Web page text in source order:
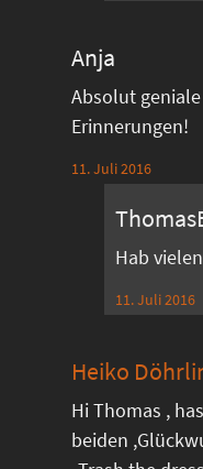
Anja
Absolut
Erinnerungen!
11. Juli 2016
Hab
11. Juli 2016
Heiko
Hi Thomas ,
beiden